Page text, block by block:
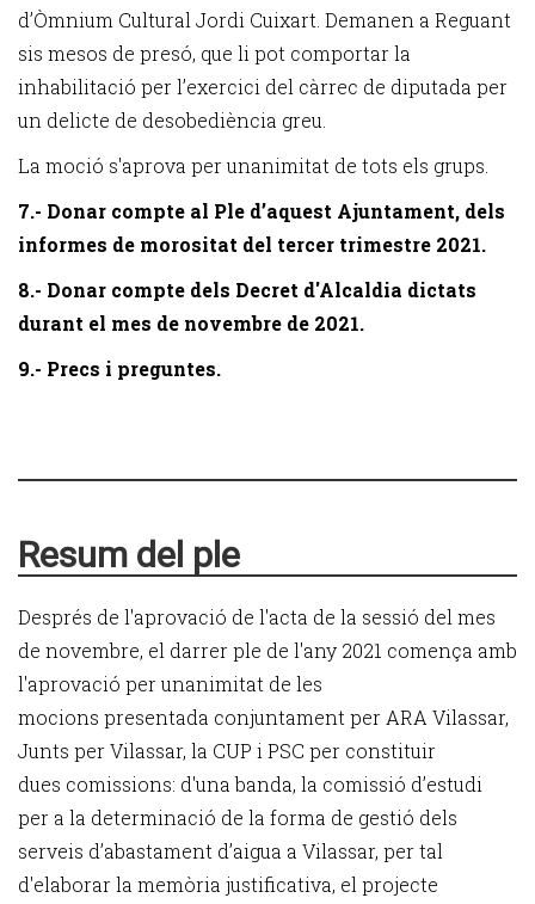
d’Òmnium Cultural Jordi Cuixart. Demanen a Reguant
sis mesos de presó, que li pot comportar la
inhabilitació per l’exercici del càrrec de diputada per
un delicte de desobediència greu.
La moció s'aprova per unanimitat de tots els grups.
7.- Donar compte al Ple d’aquest Ajuntament, dels
informes de morositat del tercer trimestre 2021.
8.- Donar compte dels Decret d'Alcaldia dictats
durant el mes de novembre de 2021.
9.- Precs i preguntes.
Resum del ple
Després de l'aprovació de l'acta de la sessió del mes
de novembre, el darrer ple de l'any 2021 comença amb
l'aprovació per unanimitat de les
mocions presentada conjuntament per ARA Vilassar,
Junts per Vilassar, la CUP i PSC per constituir
dues comissions: d'una banda, la comissió d’estudi
per a la determinació de la forma de gestió dels
serveis d’abastament d’aigua a Vilassar, per tal
d'elaborar la memòria justificativa, el projecte